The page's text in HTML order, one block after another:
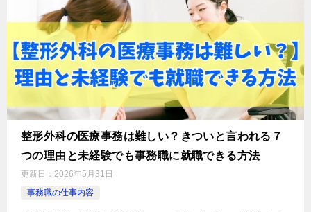
整形外科の医療事務は難しい？きついと言われる７
つの理由と未経験でも事務職に就職できる方法
更新日： 2026年5月31日
事務職の仕事内容